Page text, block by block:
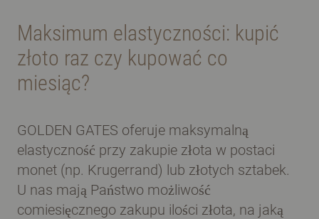
Maksimum elastyczności: kupić
złoto raz czy kupować co
miesiąc?
GOLDEN GATES oferuje maksymalną
elastyczność przy zakupie złota w postaci
monet (np. Krugerrand) lub złotych sztabek.
U nas mają Państwo możliwość
comiesięcznego zakupu ilości złota, na jaką